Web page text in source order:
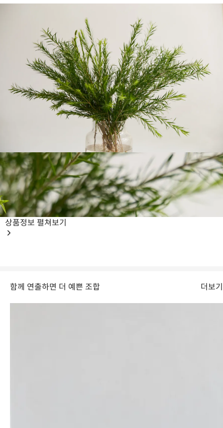
상품정보 펼쳐보기
함께 연출하면 더 예쁜 조합 더보기